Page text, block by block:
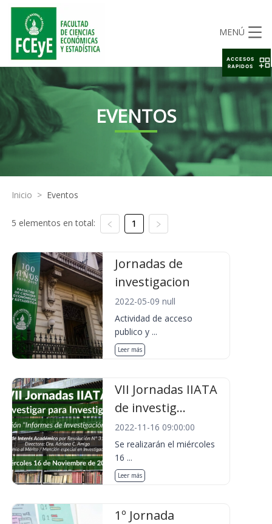
MENÚ
EVENTOS
Inicio > Eventos
5 elementos en total: 1
Jornadas de
investigacion
2022-05-09 null
Actividad de acceso
publico y ...
Leer más
VII Jornadas IIATA
de investig...
2022-11-16 09:00:00
Se realizarán el miércoles
16 ...
Leer más
1º Jornada
ACCESOS
RAPIDOS